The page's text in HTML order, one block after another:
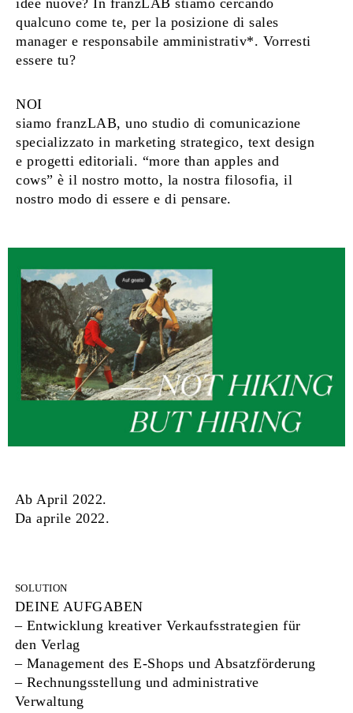
idee nuove? In franzLAB stiamo cercando
qualcuno come te, per la posizione di sales
manager e responsabile amministrativ*. Vorresti
essere tu?
NOI
siamo franzLAB, uno studio di comunicazione
specializzato in marketing strategico, text design
e progetti editoriali. “more than apples and
cows” è il nostro motto, la nostra filosofia, il
nostro modo di essere e di pensare.
Ab April 2022.
Da aprile 2022.
SOLUTION
DEINE AUFGABEN
– Entwicklung kreativer Verkaufsstrategien für
den Verlag
– Management des E-Shops und Absatzförderung
– Rechnungsstellung und administrative
Verwaltung